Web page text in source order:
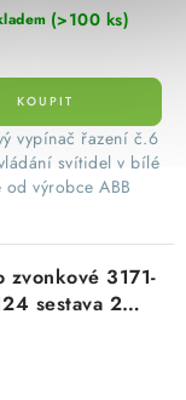
(>100 ks)
vypínač řazení č.6
svítidel v bílé
od výrobce ABB
zvonkové 3171-
sestava 2